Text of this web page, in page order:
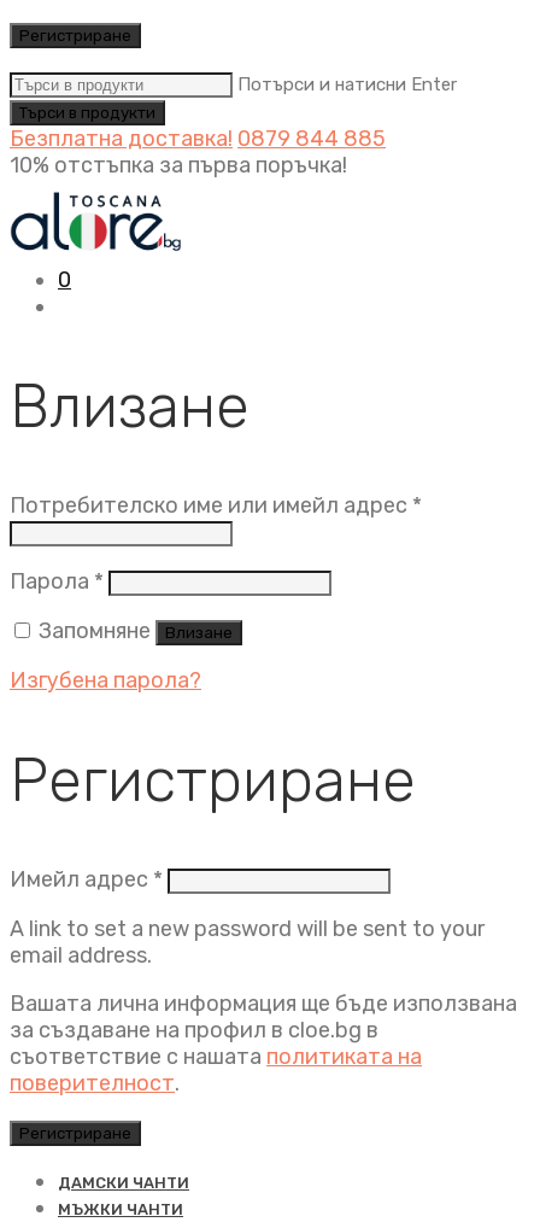
Регистриране
Потърси и натисни Enter
Безплатна доставка! 0879 844 885
10% отстъпка за първа поръчка!
0
Влизане
Потребителско име или имейл адрес *
Парола * Задължително
Запомняне
Влизане
Изгубена парола?
Регистриране
Имейл адрес * Задължително
A link to set a new password will be sent to your
email address.
Вашата лична информация ще бъде използвана
за създаване на профил в cloe.bg в
съответствие с нашата политиката на
поверителност.
Регистриране
ДАМСКИ ЧАНТИ
МЪЖКИ ЧАНТИ